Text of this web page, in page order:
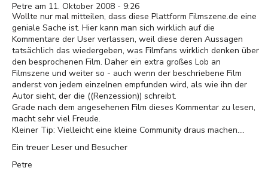
Petre am 11. Oktober 2008 - 9:26
Wollte nur mal mitteilen, dass diese Plattform Filmszene.de eine
geniale Sache ist. Hier kann man sich wirklich auf die
Kommentare der User verlassen, weil diese deren Aussagen
tatsächlich das wiedergeben, was Filmfans wirklich denken über
den besprochenen Film. Daher ein extra großes Lob an
Filmszene und weiter so - auch wenn der beschriebene Film
anderst von jedem einzelnen empfunden wird, als wie ihn der
Autor sieht, der die ((Renzession)) schreibt.
Grade nach dem angesehenen Film dieses Kommentar zu lesen,
macht sehr viel Freude.
Kleiner Tip: Vielleicht eine kleine Community draus machen....
Ein treuer Leser und Besucher
Petre